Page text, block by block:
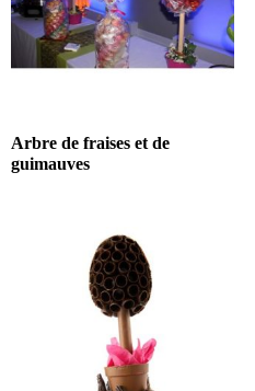
Arbre de fraises et de
guimauves